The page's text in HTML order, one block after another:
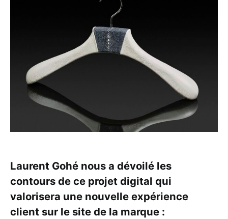
Laurent Gohé nous a dévoilé les
contours de ce projet digital qui
valorisera une nouvelle expérience
client sur le site de la marque :